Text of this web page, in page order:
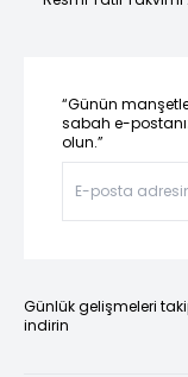
“Günün
sabah e-
olun.”
Günlük gelişmeleri
indirin